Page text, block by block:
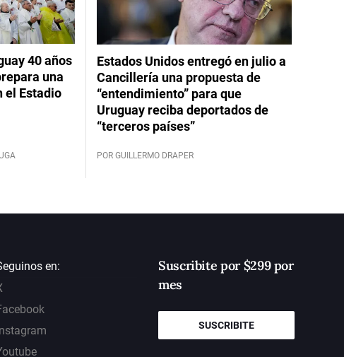
40 años
una
el Estadio
Estados Unidos entregó en julio a
Cancillería una propuesta de
“entendimiento” para que
Uruguay reciba deportados de
“terceros países”
POR GUILLERMO DRAPER
en:
Suscribite por $299 por
mes
SUSCRIBITE